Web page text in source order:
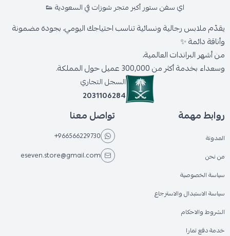
اي سفن ستور أكبر متجر شوزات في السعودية 👟
يقدّم ملابس رجالية ونسائية تناسب احتياجك اليومي، بجودة مضمونة
وأناقة دائمة ✨
من أشهر البراندات العالمية،
وسعداء بخدمة أكثر من 300,000 عميل حول المملكة.
السجل التجاري
2031106284
روابط مهمة
المدونة
من نحن
سياسة الخصوصية
سياسة الاستبدال والاسترجاع
الشروط والاحكام
خدمة دفع تمارا
تواصل معنا
+966566229730
eseven.store@gmail.com